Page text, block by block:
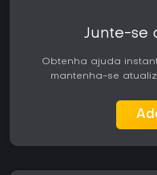
Junte-se
Obtenha ajuda
mantenha-se